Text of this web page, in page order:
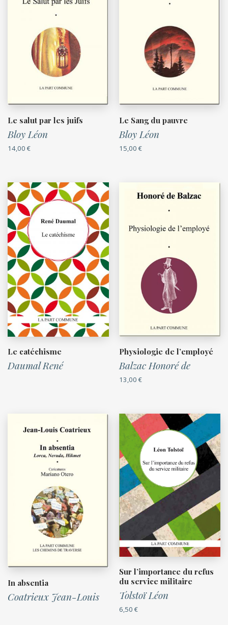
Le salut par les juifs
Bloy Léon
14,00 €
Le Sang du pauvre
Bloy Léon
15,00 €
Le catéchisme
Daumal René
Physiologie de l’employé
Balzac Honoré de
13,00 €
In absentia
Coatrieux Jean-Louis
Sur l’importance du refus
du service militaire
Tolstoï Léon
6,50 €